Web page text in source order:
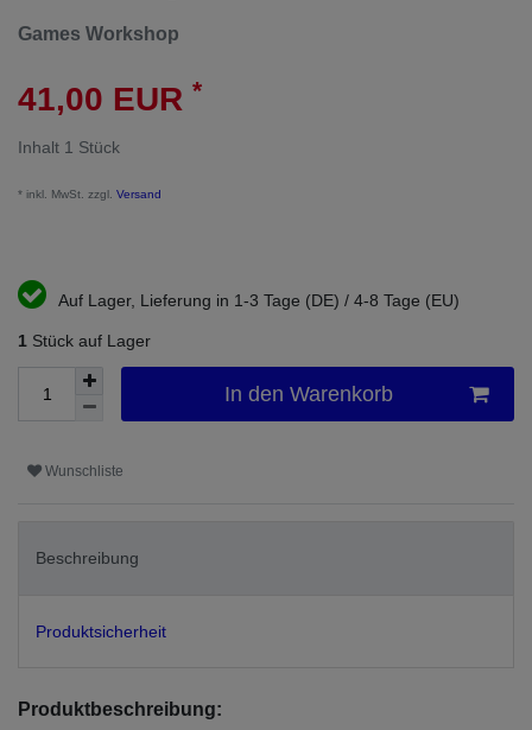
Games Workshop
41,00 EUR *
Inhalt 1 Stück
* inkl. MwSt. zzgl. Versand
Auf Lager, Lieferung in 1-3 Tage (DE) / 4-8 Tage (EU)
1 Stück auf Lager
In den Warenkorb
Wunschliste
Beschreibung
Produktsicherheit
Produktbeschreibung: